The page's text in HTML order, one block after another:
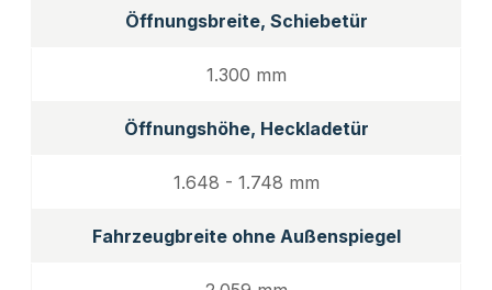
Öffnungsbreite, Schiebetür
1.300 mm
Öffnungshöhe, Heckladetür
1.648 - 1.748 mm
Fahrzeugbreite ohne Außenspiegel